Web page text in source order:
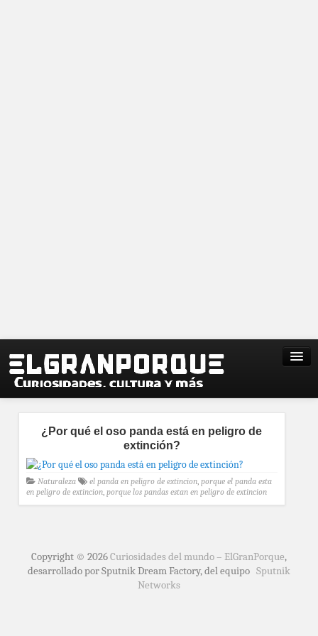
¿Por qué el oso panda está en peligro de
extinción?
Naturaleza el panda en peligro de extincion, porque el panda esta
en peligro de extincion, porque los pandas estan en peligro de extincion
Copyright © 2026Curiosidades del mundo – ElGranPorque,
desarrollado por Sputnik Dream Factory, del equipo Sputnik
Networks